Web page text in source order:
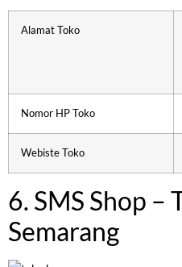
Alamat Toko
Nomor HP Toko
Webiste Toko
6. SMS Shop –
Semarang